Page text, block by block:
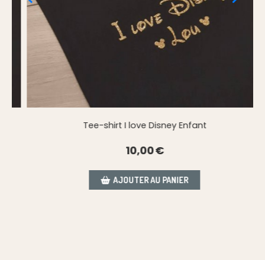
Tee-shirt I love Disney Enfant
10,00€
AJOUTER AU PANIER